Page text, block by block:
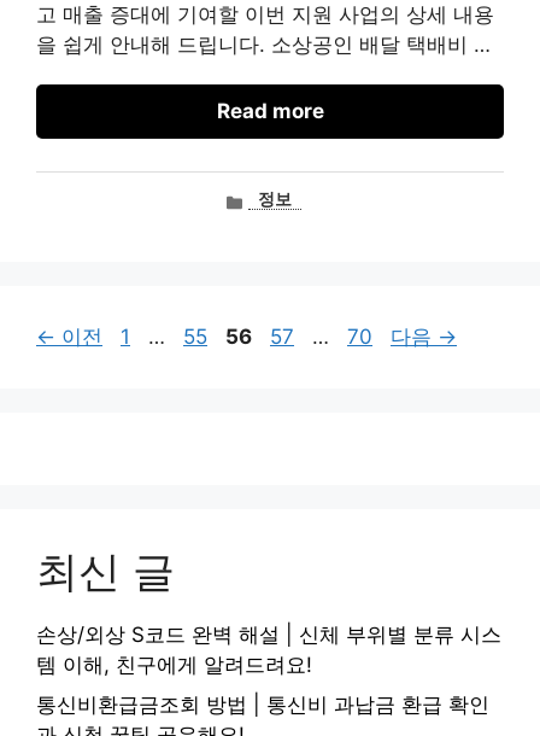
고 매출 증대에 기여할 이번 지원 사업의 상세 내용
을 쉽게 안내해 드립니다. 소상공인 배달 택배비 …
Read more
카정보
← 이전
페
1 …
페
55
페
56
페
57 …
페
70 다음 →
최신 글
손상/외상 S코드 완벽 해설 | 신체 부위별 분류 시스
템 이해, 친구에게 알려드려요!
통신비환급금조회 방법 | 통신비 과납금 환급 확인